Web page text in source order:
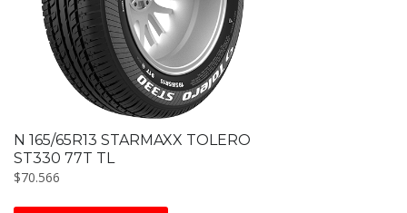
N 165/65R13 STARMAXX TOLERO
ST330 77T TL
$70.566